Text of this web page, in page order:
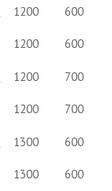
1200
600
1200 600
1200
700
1200 700
1300
600
1300 600